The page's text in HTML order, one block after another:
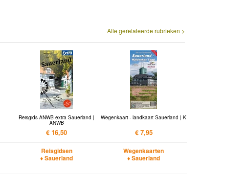
Alle gerelateerde rubrieken >
Reisgids ANWB extra Sauerland |
ANWB
€ 16,50
Reisgidsen
♦ Sauerland
Wegenkaart - landkaart Sauerland | K
€ 7,95
Wegenkaarten
♦ Sauerland